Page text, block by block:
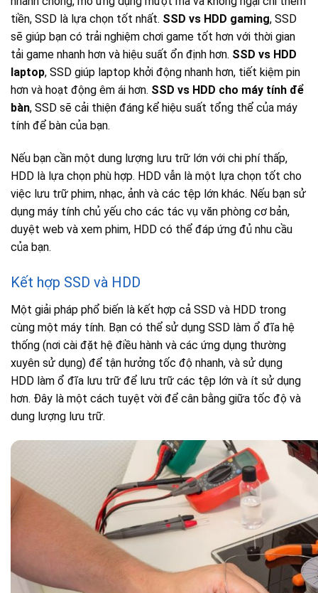
tiền, SSD là lựa chọn tốt nhất. SSD vs HDD gaming, SSD
sẽ giúp bạn có trải nghiệm chơi game tốt hơn với thời gian
tải game nhanh hơn và hiệu suất ổn định hơn. SSD vs HDD
laptop, SSD giúp laptop khởi động nhanh hơn, tiết kiệm pin
hơn và hoạt động êm ái hơn. SSD vs HDD cho máy tính để
bàn, SSD sẽ cải thiện đáng kể hiệu suất tổng thể của máy
tính để bàn của bạn.
Nếu bạn cần một dung lượng lưu trữ lớn với chi phí thấp,
HDD là lựa chọn phù hợp. HDD vẫn là một lựa chọn tốt cho
việc lưu trữ phim, nhạc, ảnh và các tệp lớn khác. Nếu bạn sử
dụng máy tính chủ yếu cho các tác vụ văn phòng cơ bản,
duyệt web và xem phim, HDD có thể đáp ứng đủ nhu cầu
của bạn.
Kết hợp SSD và HDD
Một giải pháp phổ biến là kết hợp cả SSD và HDD trong
cùng một máy tính. Bạn có thể sử dụng SSD làm ổ đĩa hệ
thống (nơi cài đặt hệ điều hành và các ứng dụng thường
xuyên sử dụng) để tận hưởng tốc độ nhanh, và sử dụng
HDD làm ổ đĩa lưu trữ để lưu trữ các tệp lớn và ít sử dụng
hơn. Đây là một cách tuyệt vời để cân bằng giữa tốc độ và
dung lượng lưu trữ.